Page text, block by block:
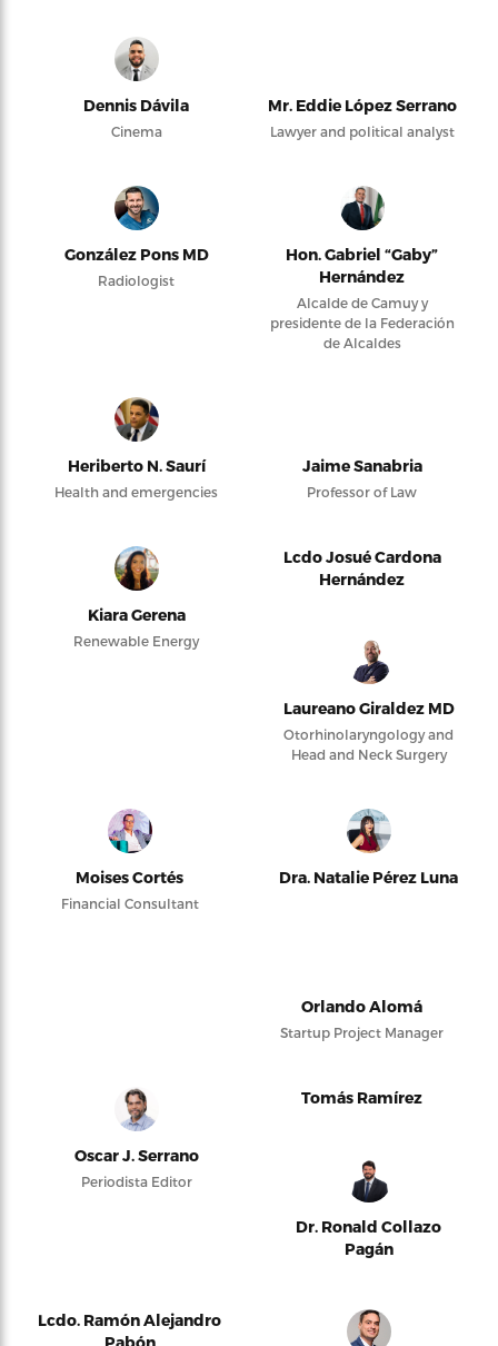
Dennis Dávila
Cinema
Mr. Eddie López Serrano
Lawyer and political analyst
González Pons MD
Radiologist
Hon. Gabriel “Gaby”
Hernández
Alcalde de Camuy y
presidente de la Federación
de Alcaldes
Heriberto N. Saurí
Health and emergencies
Jaime Sanabria
Professor of Law
Kiara Gerena
Renewable Energy
Lcdo Josué Cardona
Hernández
Laureano Giraldez MD
Otorhinolaryngology and
Head and Neck Surgery
Moises Cortés
Financial Consultant
Dra. Natalie Pérez Luna
Orlando Alomá
Startup Project Manager
Oscar J. Serrano
Periodista Editor
Tomás Ramírez
Dr. Ronald Collazo
Pagán
Lcdo. Ramón Alejandro
Pabón